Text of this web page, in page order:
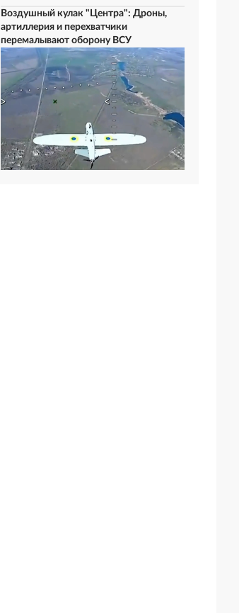
Воздушный кулак "Центра": Дроны,
артиллерия и перехватчики
перемалывают оборону ВСУ